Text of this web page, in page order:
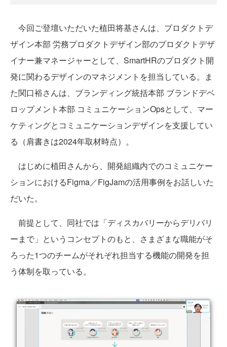
今回ご登壇いただいた植田将基さんは、プロダクトデ
ザイン本部 労務プロダクトデザイン部のプロダクトデザ
イナー兼マネージャーとして、SmartHRのプロダクト開
発に関わるデザインのマネジメントを担当している。ま
た関口裕さんは、ブランディング統括本部 ブランドデベ
ロップメント本部 コミュニケーションOpsとして、マー
ケティングとコミュニケーションデザインを支援してい
る（肩書きは2024年取材時点）。
はじめに植田さんから、開発組織内でのコミュニケー
ションにおけるFigma／FigJamの活用事例をお話しいた
だいた。
前提として、同社では「ディスカバリーからデリバリ
ーまで」というコンセプトのもと、さまざまな職能がそ
ろった1つのチームがそれぞれ担当する機能の開発を担
う体制を取っている。